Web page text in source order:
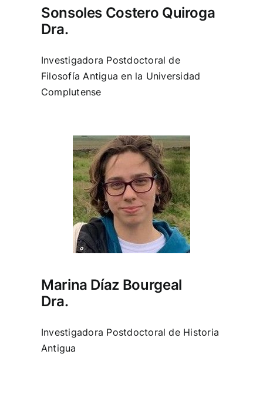
Sonsoles Costero Quiroga
Dra.
Investigadora Postdoctoral de
Filosofía Antigua en la Universidad
Complutense
Marina Díaz Bourgeal
Dra.
Investigadora Postdoctoral de Historia
Antigua